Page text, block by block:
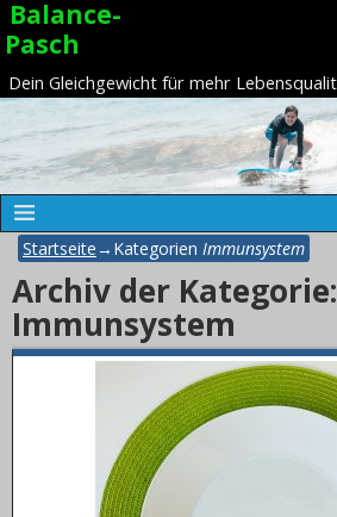
Balance-
Pasch
Dein Gleichgewicht für mehr
Startseite→Kategorien Immunsystem
Archiv der Kategorie:
Immunsystem